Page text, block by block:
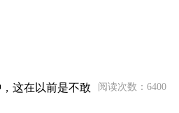
阅读次数：6400
这在以前是不敢